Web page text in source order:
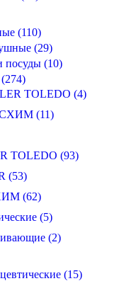
(110)
(29)
посуды (10)
TOLEDO (4)
(11)
TOLEDO (93)
(53)
(62)
(5)
(2)
(15)